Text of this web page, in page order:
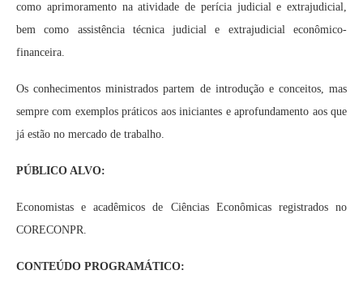
como aprimoramento na atividade de perícia judicial e extrajudicial,
bem como assistência técnica judicial e extrajudicial econômico-
financeira.
Os conhecimentos ministrados partem de introdução e conceitos, mas
sempre com exemplos práticos aos iniciantes e aprofundamento aos que
já estão no mercado de trabalho.
PÚBLICO ALVO:
Economistas e acadêmicos de Ciências Econômicas registrados no
CORECONPR.
CONTEÚDO PROGRAMÁTICO: